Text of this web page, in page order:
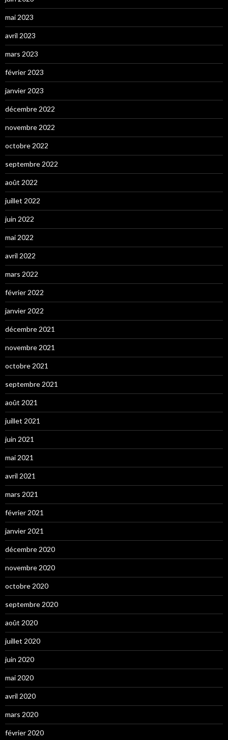
mai 2023
avril 2023
mars 2023
février 2023
janvier 2023
décembre 2022
novembre 2022
octobre 2022
septembre 2022
août 2022
juillet 2022
juin 2022
mai 2022
avril 2022
mars 2022
février 2022
janvier 2022
décembre 2021
novembre 2021
octobre 2021
septembre 2021
août 2021
juillet 2021
juin 2021
mai 2021
avril 2021
mars 2021
février 2021
janvier 2021
décembre 2020
novembre 2020
octobre 2020
septembre 2020
août 2020
juillet 2020
juin 2020
mai 2020
avril 2020
mars 2020
février 2020